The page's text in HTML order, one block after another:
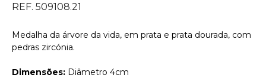
REF. 509108.21
Medalha da árvore da vida, em prata e prata dourada, com
pedras zircónia.
Dimensões: Diâmetro 4cm